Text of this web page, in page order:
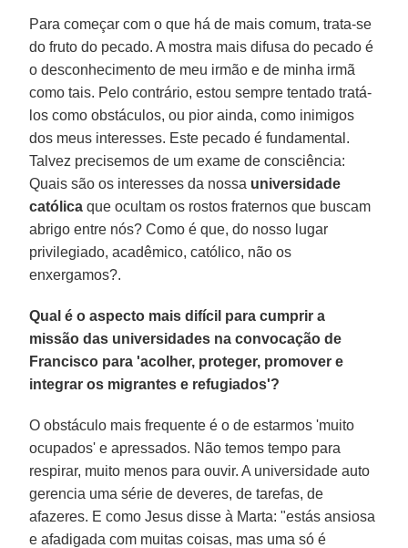
Para começar com o que há de mais comum, trata-se
do fruto do pecado. A mostra mais difusa do pecado é
o desconhecimento de meu irmão e de minha irmã
como tais. Pelo contrário, estou sempre tentado tratá-
los como obstáculos, ou pior ainda, como inimigos
dos meus interesses. Este pecado é fundamental.
Talvez precisemos de um exame de consciência:
Quais são os interesses da nossa universidade
católica que ocultam os rostos fraternos que buscam
abrigo entre nós? Como é que, do nosso lugar
privilegiado, acadêmico, católico, não os
enxergamos?.
Qual é o aspecto mais difícil para cumprir a
missão das universidades na convocação de
Francisco para 'acolher, proteger, promover e
integrar os migrantes e refugiados'?
O obstáculo mais frequente é o de estarmos 'muito
ocupados' e apressados. Não temos tempo para
respirar, muito menos para ouvir. A universidade auto
gerencia uma série de deveres, de tarefas, de
afazeres. E como Jesus disse à Marta: "estás ansiosa
e afadigada com muitas coisas, mas uma só é